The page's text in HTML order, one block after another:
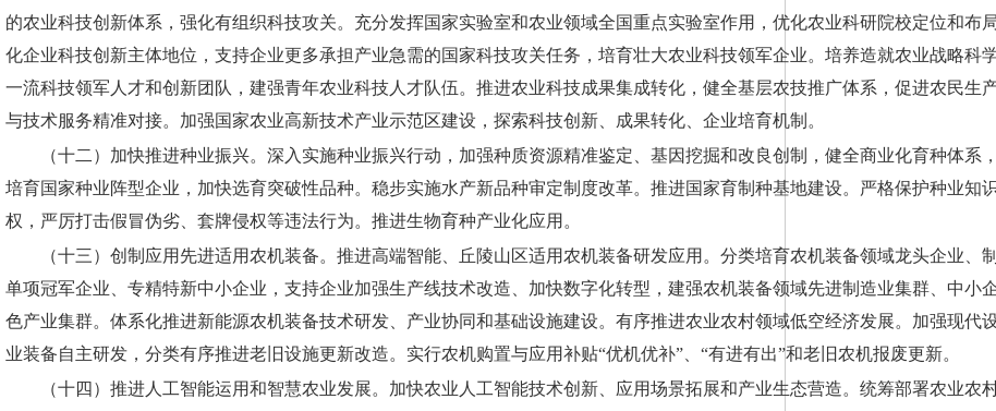
的农业科技创新体系，强化有组织科技攻关。充分发挥国家实验室和农业领域全国重点实验室作用，优化农业科研院校定位和布
化企业科技创新主体地位，支持企业更多承担产业急需的国家科技攻关任务，培育壮大农业科技领军企业。培养造就农业战略科
一流科技领军人才和创新团队，建强青年农业科技人才队伍。推进农业科技成果集成转化，健全基层农技推广体系，促进农民生
与技术服务精准对接。加强国家农业高新技术产业示范区建设，探索科技创新、成果转化、企业培育机制。
（十二）加快推进种业振兴。 深入实施种业振兴行动，加强种质资源精准鉴定、基因挖掘和改良创制，健全商业化育种体系
培育国家种业阵型企业，加快选育突破性品种。稳步实施水产新品种审定制度改革。推进国家育制种基地建设。严格保护种业知
权，严厉打击假冒伪劣、套牌侵权等违法行为。推进生物育种产业化应用。
（十三）创制应用先进适用农机装备。 推进高端智能、丘陵山区适用农机装备研发应用。分类培育农机装备领域龙头企业、
单项冠军企业、专精特新中小企业，支持企业加强生产线技术改造、加快数字化转型，建强农机装备领域先进制造业集群、中小
色产业集群。体系化推进新能源农机装备技术研发、产业协同和基础设施建设。有序推进农业农村领域低空经济发展。加强现代
业装备自主研发，分类有序推进老旧设施更新改造。实行农机购置与应用补贴“优机优补”、“有进有出”和老旧农机报废更新。
（十四）推进人工智能运用和智慧农业发展。 加快农业人工智能技术创新、应用场景拓展和产业生态营造。统筹部署农业农